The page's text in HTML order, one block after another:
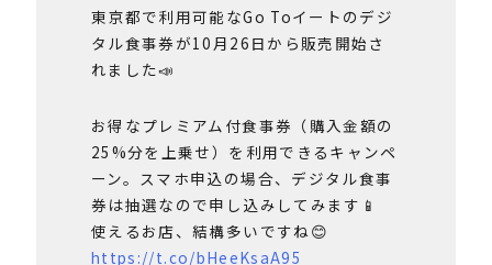
東京都で利用可能なGo Toイートのデジ
タル食事券が10月26日から販売開始さ
れました📣
お得なプレミアム付食事券（購入金額の
25%分を上乗せ）を利用できるキャンペ
ーン。スマホ申込の場合、デジタル食事
券は抽選なので申し込みしてみます📱
使えるお店、結構多いですね😊
https://t.co/bHeeKsaA95